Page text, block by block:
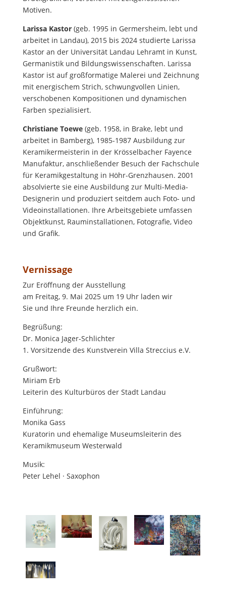
Motiven.
Larissa Kastor(geb. 1995 in Germersheim, lebt und
arbeitet in Landau), 2015 bis 2024 studierte Larissa
Kastor an der Universität Landau Lehramt in Kunst,
Germanistik und Bildungswissenschaften. Larissa
Kastor ist auf großformatige Malerei und Zeichnung
mit energischem Strich, schwungvollen Linien,
verschobenen Kompositionen und dynamischen
Farben spezialisiert.
Christiane Toewe(geb. 1958, in Brake, lebt und
arbeitet in Bamberg), 1985-1987 Ausbildung zur
Keramikermeisterin in der Krösselbacher Fayence
Manufaktur, anschließender Besuch der Fachschule
für Keramikgestaltung in Höhr-Grenzhausen. 2001
absolvierte sie eine Ausbildung zur Multi-Media-
Designerin und produziert seitdem auch Foto- und
Videoinstallationen. Ihre Arbeitsgebiete umfassen
Objektkunst, Rauminstallationen, Fotografie, Video
und Grafik.
Vernissage
Zur Eröffnung der Ausstellung
am Freitag, 9. Mai 2025 um 19 Uhr laden wir
Sie und Ihre Freunde herzlich ein.
Begrüßung:
Dr. Monica Jager-Schlichter
1. Vorsitzende des Kunstverein Villa Streccius e.V.
Grußwort:
Miriam Erb
Leiterin des Kulturbüros der Stadt Landau
Einführung:
Monika Gass
Kuratorin und ehemalige Museumsleiterin des
Keramikmuseum Westerwald
Musik:
Peter Lehel · Saxophon